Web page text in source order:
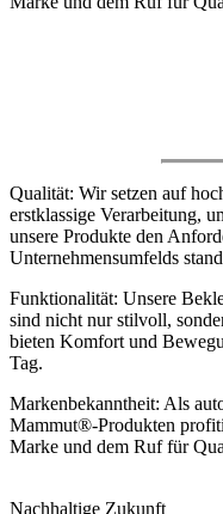
Qualität: Wir setzen auf
erstklassige Verarbeitung,
unsere Produkte den
Unternehmensumfelds
Funktionalität: Unsere
sind nicht nur stilvoll,
bieten Komfort und
Tag.
Markenbekanntheit: Als
Mammut®-Produkten
Marke und dem Ruf für
Nachhaltige Zukunft